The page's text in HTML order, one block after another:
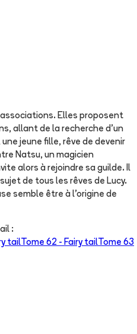
Elles proposent
allant de la recherche d'un
jeune fille, rêve de devenir
Natsu, un magicien
alors à rejoindre sa guilde. Il
de tous les rêves de Lucy.
semble être à l'origine de
:
tail Tome 62 - Fairy tail Tome 63